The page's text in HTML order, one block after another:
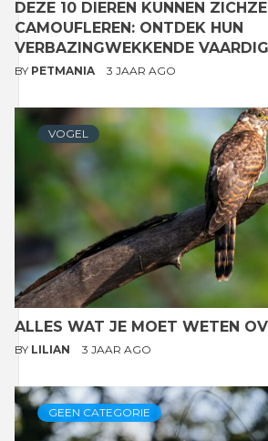
DEZE 10 DIEREN KUNNEN
CAMOUFLEREN: ONTDEK HUN
VERBAZINGWEKKENDE
BY PETMANIA 3 JAAR AGO
VOGEL
ALLES WAT JE MOET WETEN
BY LILIAN 3 JAAR AGO
GEEN CATEGORIE